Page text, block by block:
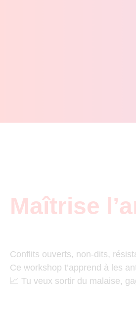
Maîtrise
Conflits ouverts, non-dits,
Ce workshop t’apprend à les
📈 Tu veux sortir du malaise,